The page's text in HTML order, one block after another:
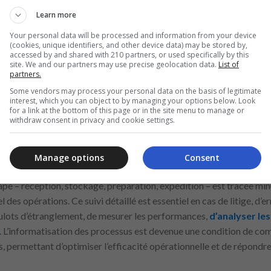
du volume de commandes, de leur urgence et de leur
avec des prestataires de transport pour planifier
systèmes de géolocalisation avancés. Les délais sont souvent
pour éviter tout retard. Un suivi précis et en temps réel de
et de garantir un service fiable et transparent, élément
en fonction des variations imprévues, assurant ainsi une
traçabilité de chaque opération
dans un grossiste sont enregistrés dans un système
– réception, stockage, préparation, expédition – est tracée
opérations. Ce suivi détaillé est essentiel en cas de litige,
d’étranglement, de mesurer les performances, d’analyser
. L’informatisation des processus est devenue une condition de
permettant d’optimiser l’efficacité opérationnelle et de
Learn more
Your personal data will be processed and information from your device
(cookies, unique identifiers, and other device data) may be stored by,
accessed by and shared with 210 partners, or used specifically by this
site. We and our partners may use precise geolocation data. List of
partners.
Some vendors may process your personal data on the basis of legitimate
interest, which you can object to by managing your options below. Look
for a link at the bottom of this page or in the site menu to manage or
withdraw consent in privacy and cookie settings.
Consent
Manage options